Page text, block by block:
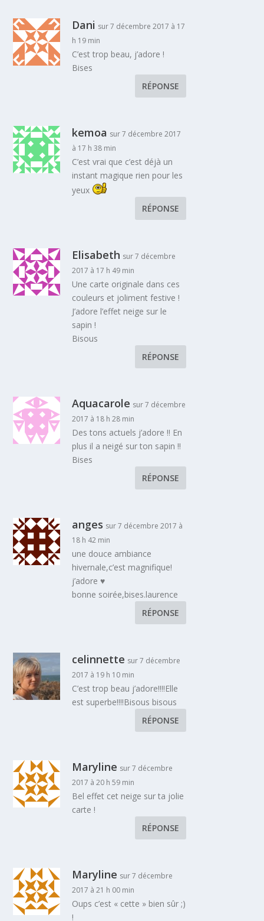
Dani sur 7 décembre 2017 à 17
h 19 min
C’est trop beau, j’adore !
Bises
RÉPONSE
kemoa sur 7 décembre 2017
à 17 h 38 min
C’est vrai que c’est déjà un
instant magique rien pour les
yeux
RÉPONSE
Elisabeth sur 7 décembre
2017 à 17 h 49 min
Une carte originale dans ces
couleurs et joliment festive !
J’adore l’effet neige sur le
sapin !
Bisous
RÉPONSE
Aquacarole sur 7 décembre
2017 à 18 h 28 min
Des tons actuels j’adore !! En
plus il a neigé sur ton sapin !!
Bises
RÉPONSE
anges sur 7 décembre 2017 à
18 h 42 min
une douce ambiance
hivernale,c’est magnifique!
j’adore ♥
bonne soirée,bises.laurence
RÉPONSE
celinnette sur 7 décembre
2017 à 19 h 10 min
C’est trop beau j’adore!!!!Elle
est superbe!!!!Bisous bisous
RÉPONSE
Maryline sur 7 décembre
2017 à 20 h 59 min
Bel effet cet neige sur ta jolie
carte !
RÉPONSE
Maryline sur 7 décembre
2017 à 21 h 00 min
Oups c’est « cette » bien sûr ;)
!